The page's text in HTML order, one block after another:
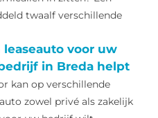
twaalf verschillende
leaseauto voor uw
in Breda helpt
kan op verschillende
zowel privé als zakelijk